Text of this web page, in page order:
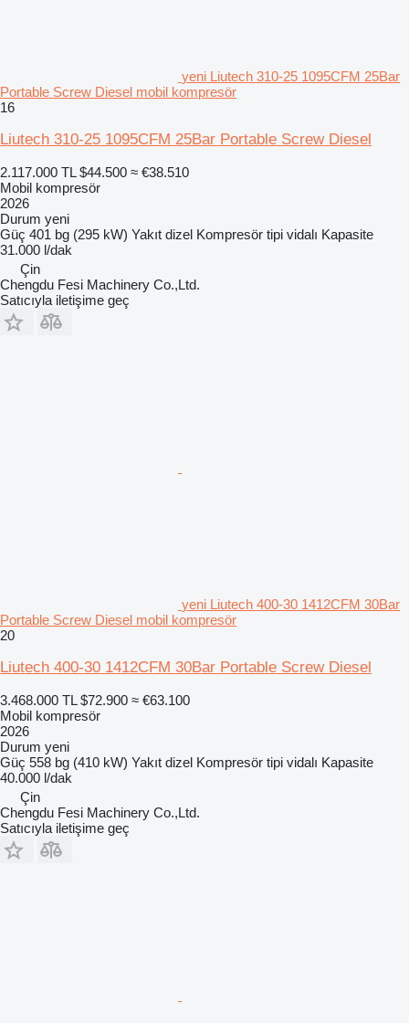
yeni Liutech 310-25 1095CFM 25Bar
Portable Screw Diesel mobil kompresör
16
Liutech 310-25 1095CFM 25Bar Portable Screw Diesel
2.117.000 TL $44.500 ≈ €38.510
Mobil kompresör
2026
Durum yeni
Güç 401 bg (295 kW) Yakıt dizel Kompresör tipi vidalı Kapasite
31.000 l/dak
Çin
Chengdu Fesi Machinery Co.,Ltd.
Satıcıyla iletişime geç
yeni Liutech 400-30 1412CFM 30Bar
Portable Screw Diesel mobil kompresör
20
Liutech 400-30 1412CFM 30Bar Portable Screw Diesel
3.468.000 TL $72.900 ≈ €63.100
Mobil kompresör
2026
Durum yeni
Güç 558 bg (410 kW) Yakıt dizel Kompresör tipi vidalı Kapasite
40.000 l/dak
Çin
Chengdu Fesi Machinery Co.,Ltd.
Satıcıyla iletişime geç